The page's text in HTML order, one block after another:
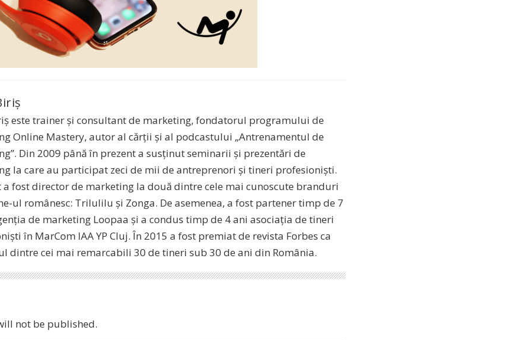
este trainer și consultant de marketing, fondatorul programului de
Online Mastery, autor al cărții și al podcastului „Antrenamentul de
Din 2009 până în prezent a susținut seminarii și prezentări de
la care au participat zeci de mii de antreprenori și tineri profesioniști.
a fost director de marketing la două dintre cele mai cunoscute branduri
ul românesc: Trilulilu și Zonga. De asemenea, a fost partener timp de 7
de marketing Loopaa și a condus timp de 4 ani asociația de tineri
în MarCom IAA YP Cluj. În 2015 a fost premiat de revista Forbes ca
dintre cei mai remarcabili 30 de tineri sub 30 de ani din România.
not be published.